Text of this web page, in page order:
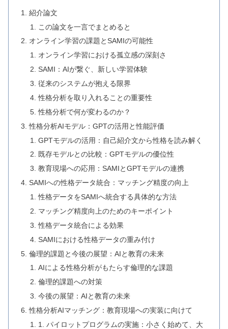
紹介論文
この論文を一言でまとめると
オンライン学習の課題とSAMIの可能性
オンライン学習における孤立感の深刻さ
SAMI：AIが繋ぐ、新しい学習体験
従来のシステムが抱える限界
性格分析を取り入れることの重要性
性格分析で何が変わるのか？
性格分析AIモデル：GPTの活用と性能評価
GPTモデルの活用：自己紹介文から性格を読み解く
既存モデルとの比較：GPTモデルの優位性
教育現場への応用：SAMIとGPTモデルの連携
SAMIへの性格データ統合：マッチング精度の向上
性格データをSAMIへ統合する具体的な方法
マッチング精度向上のためのキーポイント
性格データ統合による効果
SAMIにおける性格データの重み付け
倫理的課題と今後の展望：AIと教育の未来
AIによる性格分析がもたらす倫理的な課題
倫理的課題への対策
今後の展望：AIと教育の未来
性格分析AIマッチング：教育現場への実装に向けて
1. パイロットプログラムの実施：小さく始めて、大